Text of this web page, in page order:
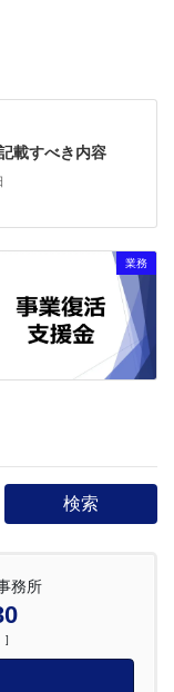
載すべき内容
業務
務所
]